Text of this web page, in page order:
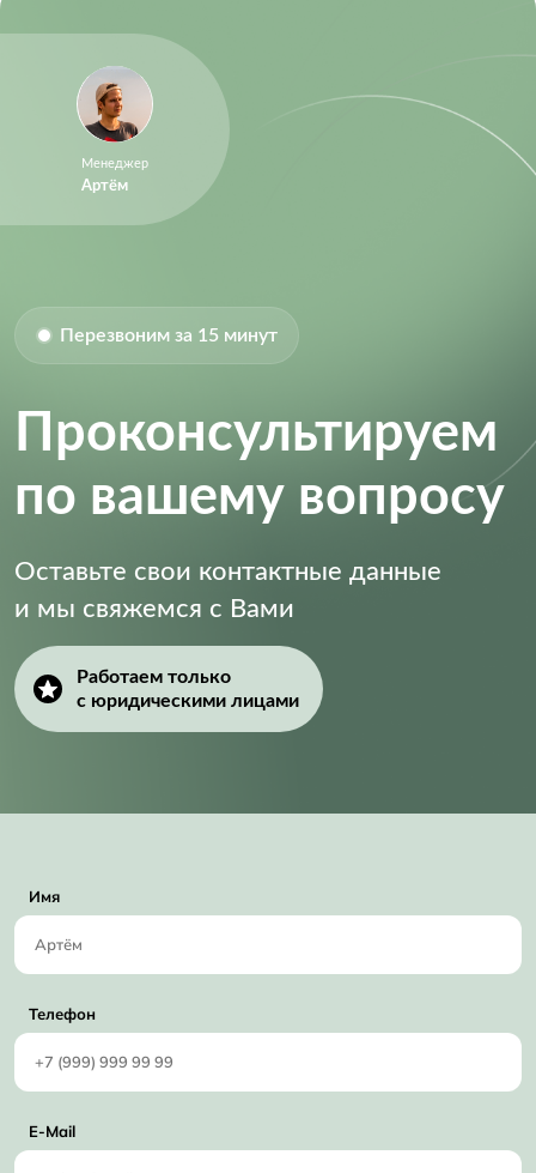
Менеджер
Артём
Перезвоним за 15 минут
Проконсультируем
по вашему вопросу
Оставьте свои контактные данные
и мы свяжемся с Вами
Работаем только
с юридическими лицами
Имя
Телефон
E-Mail